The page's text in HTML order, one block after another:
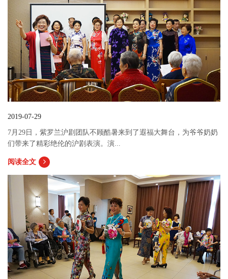
2019-07-29
7月29日，紫罗兰沪剧团队不顾酷暑来到了遐福大舞台，为爷爷奶奶
们带来了精彩绝伦的沪剧表演。演...
阅读全文